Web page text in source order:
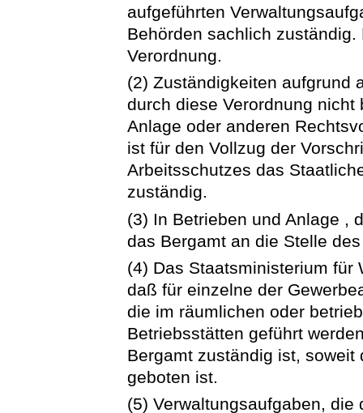
aufgeführten
Behörden sachlich
Verordnung.
(2) Zuständigkeiten aufgrund
durch diese Verordnung
Anlage oder anderen
ist für den Vollzug der
Arbeitsschutzes das
zuständig.
(3) In Betrieben und Anlage ,
das Bergamt an die Stelle
(4) Das Staatsministerium für
daß für einzelne der
die im räumlichen oder
Betriebsstätten geführt
Bergamt zuständig ist,
geboten ist.
(5) Verwaltungsaufgaben,